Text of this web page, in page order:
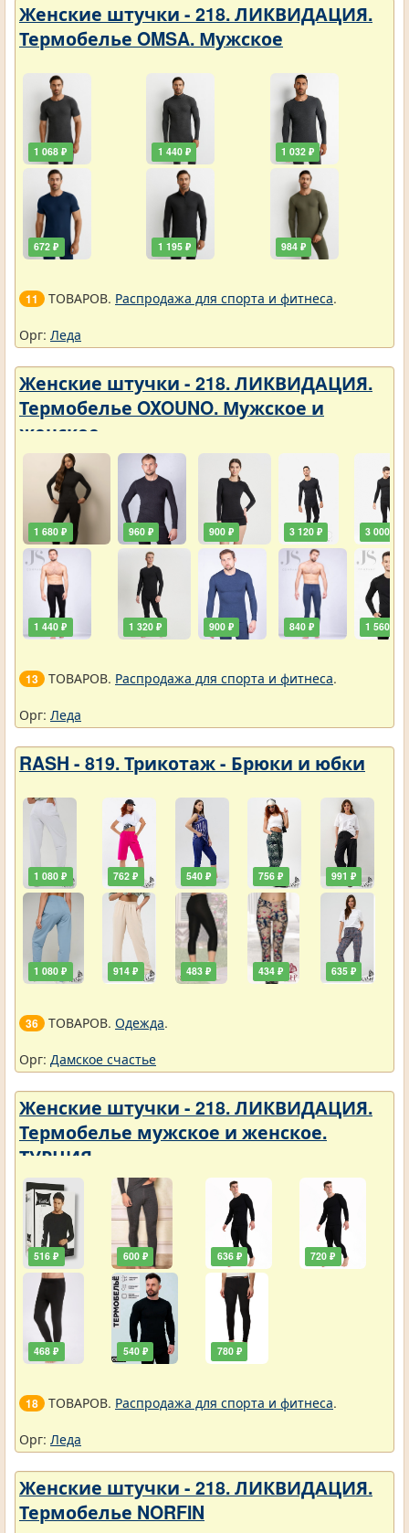
Женские штучки - 218. ЛИКВИДАЦИЯ.
Термобелье OMSA. Мужское
1 068 ₽
672 ₽
1 440 ₽
1 195 ₽
1 032 ₽
984 ₽
11 ТОВАРОВ. Распродажа для спорта и фитнеса.
Орг: Леда
Женские штучки - 218. ЛИКВИДАЦИЯ.
Термобелье OXOUNO. Мужское и
женское
1 680 ₽
1 440 ₽
960 ₽
1 320 ₽
900 ₽
900 ₽
3 120 ₽
840 ₽
3 000 ₽
1 560 ₽
13 ТОВАРОВ. Распродажа для спорта и фитнеса.
Орг: Леда
RASH - 819. Трикотаж - Брюки и юбки
1 080 ₽
1 080 ₽
762 ₽
914 ₽
540 ₽
483 ₽
756 ₽
434 ₽
991 ₽
635 ₽
36 ТОВАРОВ. Одежда.
Орг: Дамское счастье
Женские штучки - 218. ЛИКВИДАЦИЯ.
Термобелье мужское и женское.
ТУРЦИЯ
516 ₽
468 ₽
600 ₽
540 ₽
636 ₽
780 ₽
720 ₽
18 ТОВАРОВ. Распродажа для спорта и фитнеса.
Орг: Леда
Женские штучки - 218. ЛИКВИДАЦИЯ.
Термобелье NORFIN